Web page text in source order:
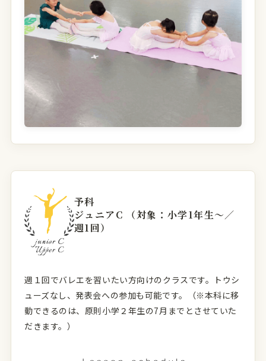
予科
ジュニアC （対象：小学1年生〜／
週1回）
週１回でバレエを習いたい方向けのクラスです。トウシ
ューズなし、発表会への参加も可能です。（※本科に移
動できるのは、原則小学２年生の7月までとさせていた
だきます。）